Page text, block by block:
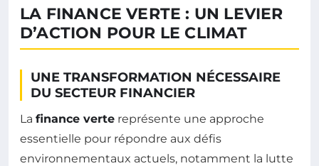
LA FINANCE VERTE : UN LEVIER
D’ACTION POUR LE CLIMAT
UNE TRANSFORMATION NÉCESSAIRE
DU SECTEUR FINANCIER
La finance verte représente une approche
essentielle pour répondre aux défis
environnementaux actuels, notamment la lutte